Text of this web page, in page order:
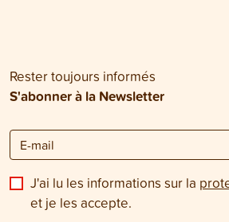
Rester toujours informés
S'abonner à la Newsletter
J'ai lu les informations sur la
et je les accepte.